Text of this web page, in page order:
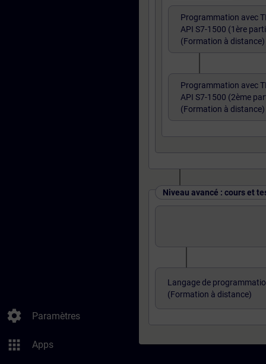
settings Paramètres
apps Apps
Programmation avec
API S7-1500 (1ère
(Formation à distance)
Programmation avec
API S7-1500 (2ème
(Formation à distance)
Niveau avancé : cours et
Langage de
(Formation à distance)